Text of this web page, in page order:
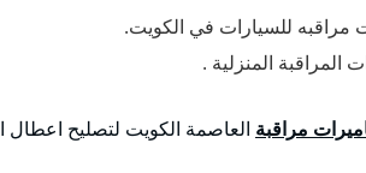
مراقبه للسيارات في الكويت.
المنزلية .
مراقبة العاصمة الكويت لتصليح اعطال